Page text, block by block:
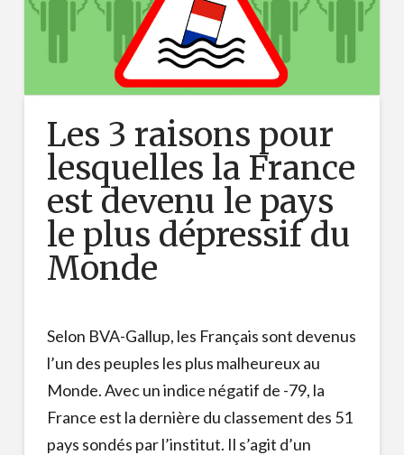
Les 3 raisons pour
lesquelles la France
est devenu le pays
le plus dépressif du
Monde
Selon BVA-Gallup, les Français sont devenus
l’un des peuples les plus malheureux au
Monde. Avec un indice négatif de -79, la
France est la dernière du classement des 51
pays sondés par l’institut. Il s’agit d’un